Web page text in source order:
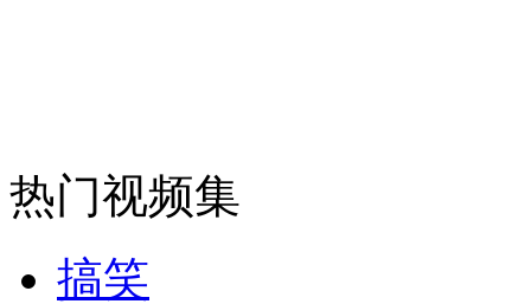
走！跟着总书记去植树
热门视频集
搞笑